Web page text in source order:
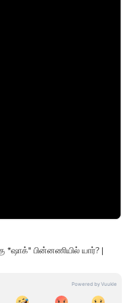
*ஷாக்" பின்னணியில் யார்? |